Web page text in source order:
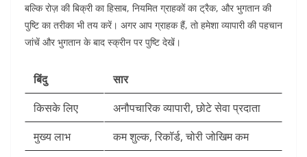
बल्कि रोज़ की बिक्री का हिसाब, नियमित ग्राहकों का ट्रैक, और भुगतान की
पुष्टि का तरीका भी तय करें। अगर आप ग्राहक हैं, तो हमेशा व्यापारी की पहचान
जांचें और भुगतान के बाद स्क्रीन पर पुष्टि देखें।
बिंदु
सार
किसके लिए
अनौपचारिक व्यापारी, छोटे सेवा प्रदाता
मुख्य लाभ
कम शुल्क, रिकॉर्ड, चोरी जोखिम कम